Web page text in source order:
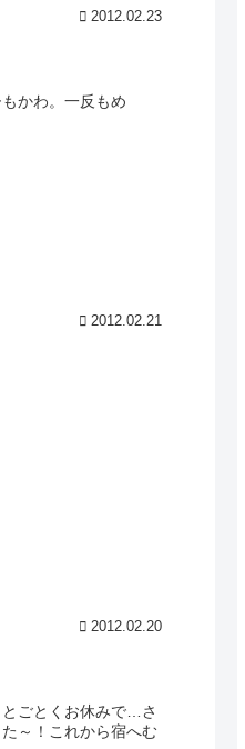
2012.02.23
かわ。一反もめ
2012.02.21
2012.02.20
ごとくお休みで…さ
～！これから宿へむ